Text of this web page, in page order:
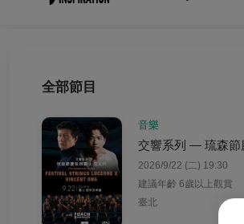
全部節目
音樂
交響系列 — 琉森節
2026/9/22 (二) 19:30
建議年齡 6歲以上觀賞
臺北